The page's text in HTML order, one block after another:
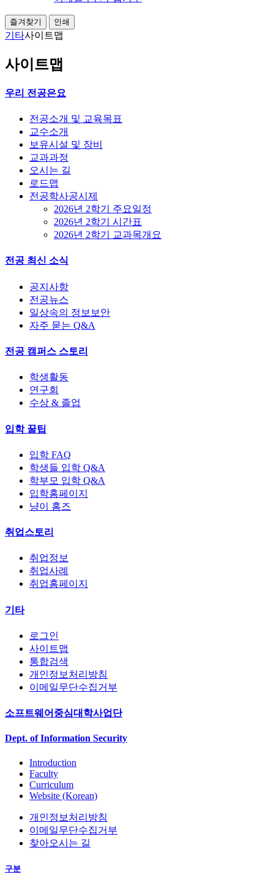
즐겨찾기 인쇄
기타사이트맵
사이트맵
우리 전공은요
전공소개 및 교육목표
교수소개
보유시설 및 장비
교과과정
오시는 길
로드맵
전공학사공시제
2026년 2학기 주요일정
2026년 2학기 시간표
2026년 2학기 교과목개요
전공 최신 소식
공지사항
전공뉴스
일상속의 정보보안
자주 묻는 Q&A
전공 캠퍼스 스토리
학생활동
연구회
수상 & 졸업
입학 꿀팁
입학 FAQ
학생들 입학 Q&A
학부모 입학 Q&A
입학홈페이지
냥이 홈즈
취업스토리
취업정보
취업사례
취업홈페이지
기타
로그인
사이트맵
통합검색
개인정보처리방침
이메일무단수집거부
소프트웨어중심대학사업단
Dept. of Information Security
Introduction
Faculty
Curriculum
Website (Korean)
개인정보처리방침
이메일무단수집거부
찾아오시는 길
구분